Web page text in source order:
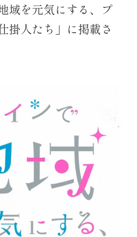
域を元気にする、プ
掛人たち」に掲載さ